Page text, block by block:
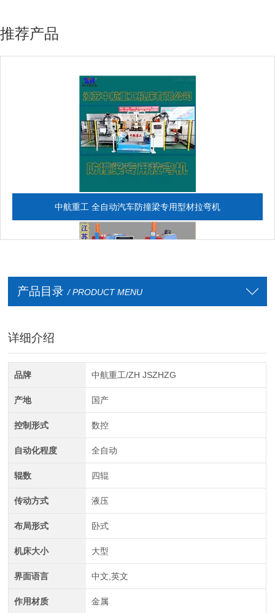
推荐产品
中航重工 全自动汽车防撞梁专用型材拉弯机
全自动CAD导图滚弯机
中航重工 大型拉弯机
产品目录 / PRODUCT MENU
详细介绍
品牌 中航重工/ZH JSZHZG
产地 国产
控制形式 数控
自动化程度 全自动
辊数 四辊
传动方式 液压
布局形式 卧式
机床大小 大型
界面语言 中文,英文
作用材质 金属